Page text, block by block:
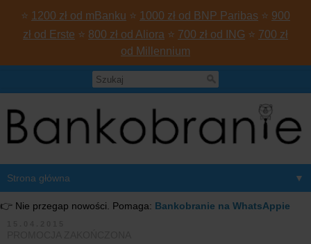
⭐ 1200 zł od mBanku ⭐ 1000 zł od BNP Paribas ⭐ 900
zł od Erste ⭐ 800 zł od Aliora ⭐ 700 zł od ING ⭐ 700 zł
od Millennium
▼
👉 Nie przegap nowości. Pomaga: Bankobranie na WhatsAppie